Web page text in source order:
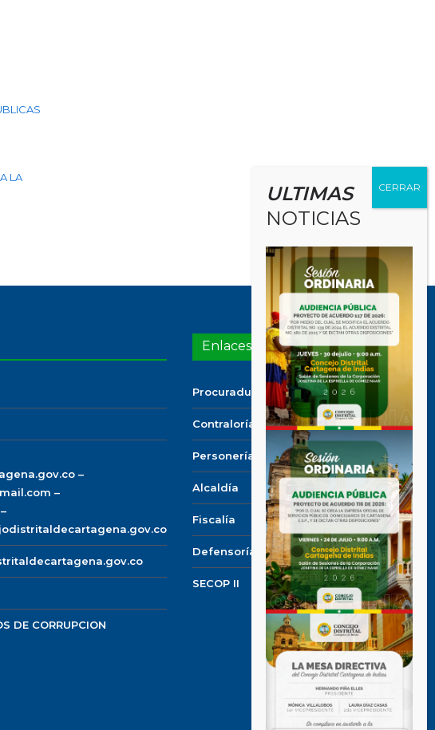
LA
–
–
DE CORRUPCION
Enlaces de Interés
Procuraduría
Contraloría
Personería
Alcaldía
Fiscalía
Defensoría del pueblo
SECOP II
ULTIMAS
NOTICIAS